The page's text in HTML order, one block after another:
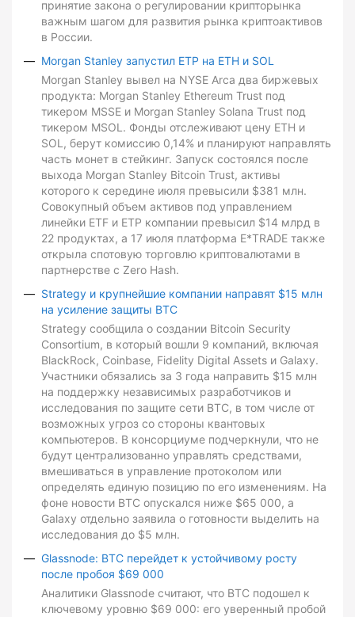
принятие закона о регулировании крипторынка
важным шагом для развития рынка криптоактивов
в России.
Morgan Stanley запустил ETP на ETH и SOL
Morgan Stanley вывел на NYSE Arca два биржевых
продукта: Morgan Stanley Ethereum Trust под
тикером MSSE и Morgan Stanley Solana Trust под
тикером MSOL. Фонды отслеживают цену ETH и
SOL, берут комиссию 0,14% и планируют направлять
часть монет в стейкинг. Запуск состоялся после
выхода Morgan Stanley Bitcoin Trust, активы
которого к середине июля превысили $381 млн.
Совокупный объем активов под управлением
линейки ETF и ETP компании превысил $14 млрд в
22 продуктах, а 17 июля платформа E*TRADE также
открыла спотовую торговлю криптовалютами в
партнерстве с Zero Hash.
Strategy и крупнейшие компании направят $15 млн
на усиление защиты BTC
Strategy сообщила о создании Bitcoin Security
Consortium, в который вошли 9 компаний, включая
BlackRock, Coinbase, Fidelity Digital Assets и Galaxy.
Участники обязались за 3 года направить $15 млн
на поддержку независимых разработчиков и
исследования по защите сети BTC, в том числе от
возможных угроз со стороны квантовых
компьютеров. В консорциуме подчеркнули, что не
будут централизованно управлять средствами,
вмешиваться в управление протоколом или
определять единую позицию по его изменениям. На
фоне новости BTC опускался ниже $65 000, а
Galaxy отдельно заявила о готовности выделить на
исследования до $5 млн.
Glassnode: BTC перейдет к устойчивому росту
после пробоя $69 000
Аналитики Glassnode считают, что BTC подошел к
ключевому уровню $69 000: его уверенный пробой